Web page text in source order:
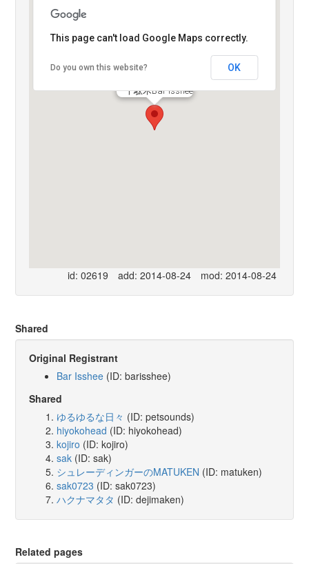
千駄木Bar Isshee
This page can't load Google Maps correctly.
Do you own this website? OK
id: 02619 add: 2014-08-24 mod: 2014-08-24
Shared
Original Registrant
Bar Isshee (ID: barisshee)
Shared
ゆるゆるな日々 (ID: petsounds)
hiyokohead (ID: hiyokohead)
kojiro (ID: kojiro)
sak (ID: sak)
シュレーディンガーのMATUKEN (ID: matuken)
sak0723 (ID: sak0723)
ハクナマタタ (ID: dejimaken)
Related pages